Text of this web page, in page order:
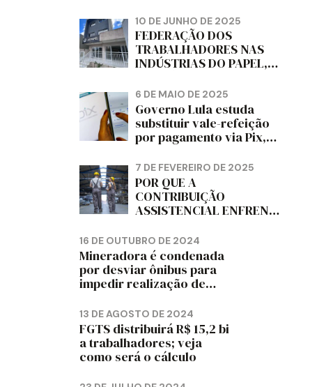
HIGIÊNICO DO MUNDO,
DIZ FITCH
10 DE JUNHO DE 2025
FEDERAÇÃO DOS
TRABALHADORES NAS
INDÚSTRIAS DO PAPEL,
CORTIÇA E ARTEFATOS
DE PAPEL DO ESTADO DO
PARANÁ – FETRAPEL-PR
6 DE MAIO DE 2025
Governo Lula estuda
substituir vale-refeição
por pagamento via Pix,
7 DE FEVEREIRO DE 2025
POR QUE A
CONTRIBUIÇÃO
ASSISTENCIAL ENFRENTA
TRABALHADORES?
16 DE OUTUBRO DE 2024
Mineradora é condenada
por desviar ônibus para
impedir realização de
13 DE AGOSTO DE 2024
FGTS distribuirá R$ 15,2 bi
a trabalhadores; veja
como será o cálculo